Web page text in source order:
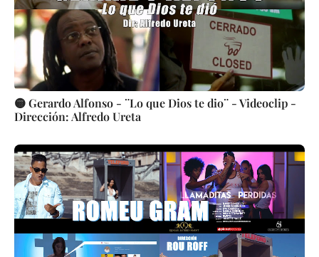
🟡 Gerardo Alfonso - ¨Lo que Dios te dio¨ - Videoclip -
Dirección: Alfredo Ureta